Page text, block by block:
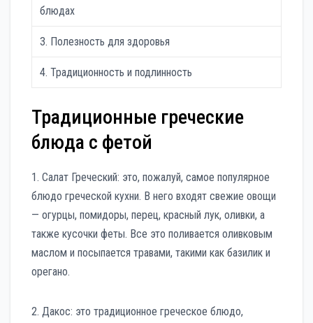
блюдах
3. Полезность для здоровья
4. Традиционность и подлинность
Традиционные греческие
блюда с фетой
1. Салат Греческий: это, пожалуй, самое популярное
блюдо греческой кухни. В него входят свежие овощи
— огурцы, помидоры, перец, красный лук, оливки, а
также кусочки феты. Все это поливается оливковым
маслом и посыпается травами, такими как базилик и
орегано.
2. Дакос: это традиционное греческое блюдо,